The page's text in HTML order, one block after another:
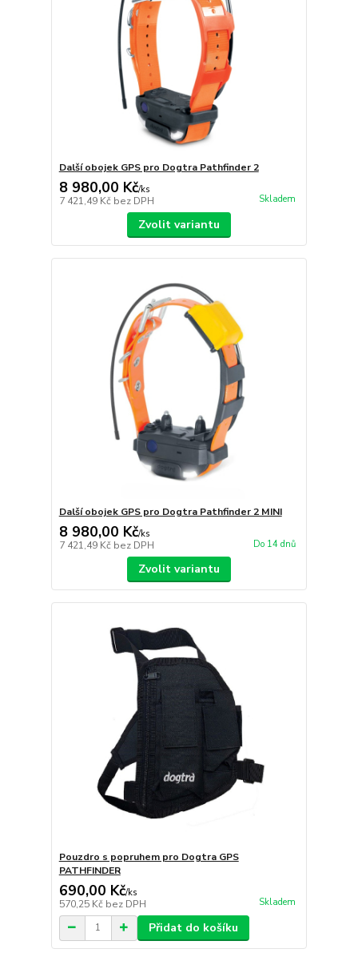
Další obojek GPS pro Dogtra Pathfinder 2
8 980,00 Kč/ks
7 421,49 Kč bez DPH Skladem
Zvolit variantu
Další obojek GPS pro Dogtra Pathfinder 2 MINI
8 980,00 Kč/ks
7 421,49 Kč bez DPH Do 14 dnů
Zvolit variantu
Pouzdro s popruhem pro Dogtra GPS
PATHFINDER
690,00 Kč/ks
570,25 Kč bez DPH Skladem
Přidat do košíku